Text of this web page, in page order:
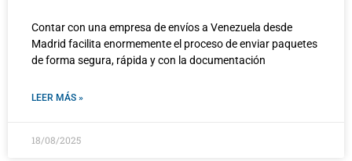
Contar con una empresa de envíos a Venezuela desde
Madrid facilita enormemente el proceso de enviar paquetes
de forma segura, rápida y con la documentación
LEER MÁS »
18/08/2025